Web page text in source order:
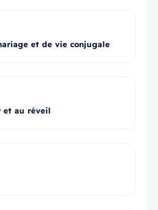
et de vie conjugale
et au réveil